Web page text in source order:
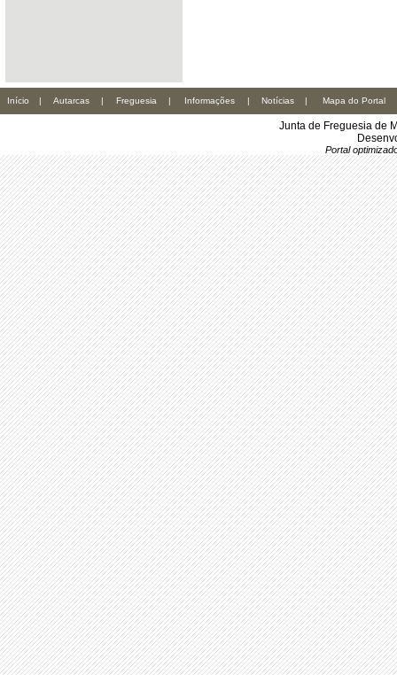
Início | Autarcas | Freguesia | Informações | Notícias | Mapa do Portal
Junta de Freguesia de
Portal